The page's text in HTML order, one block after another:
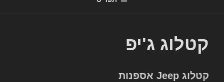
קטלוג ג'יפ
קטלוג Jeep אספנות